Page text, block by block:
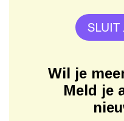
SLUIT
Wil je
Meld je